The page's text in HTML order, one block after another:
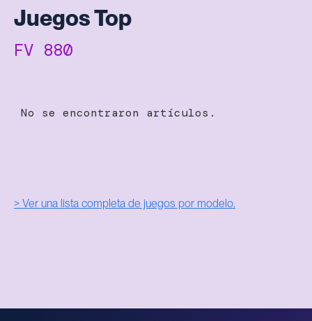
Juegos Top
FV 880
No se encontraron artículos.
> Ver una lista completa de juegos por modelo.